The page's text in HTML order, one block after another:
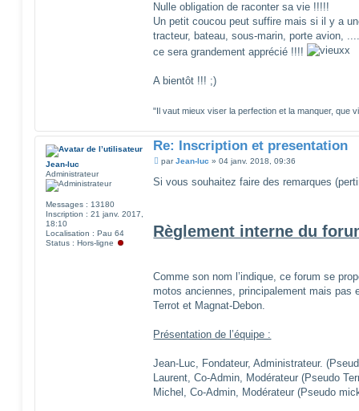
Nulle obligation de raconter sa vie !!!!!
Un petit coucou peut suffire mais si il y a
tracteur, bateau, sous-marin, porte avion,
ce sera grandement apprécié !!!!
A bientôt !!! ;)
"Il vaut mieux viser la perfection et la manquer, que
Jean-luc
Administrateur
Messages : 13180
Inscription : 21 janv. 2017,
18:10
Localisation : Pau 64
Status : Hors-ligne
Re: Inscription et presentation
M
s
parJean-luc »04 janv. 2018, 09:36
Si vous souhaitez faire des remarques
Règlement interne du
Comme son nom l’indique, ce forum se
motos anciennes, principalement mais pas
Terrot et Magnat-Debon.
Présentation de l’équipe :
Jean-Luc, Fondateur, Administrateur.
Laurent, Co-Admin, Modérateur (Pseudo
Michel, Co-Admin, Modérateur (Pseudo